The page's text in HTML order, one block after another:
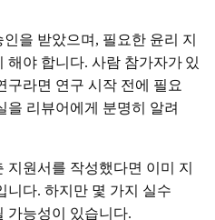
을 받았으며, 필요한 윤리 지
해야 합니다. 사람 참가자가 있
구라면 연구 시작 전에 필요
을 리뷰어에게 분명히 알려
원서를 작성했다면 이미 지
니다. 하지만 몇 가지 실수
가능성이 있습니다.